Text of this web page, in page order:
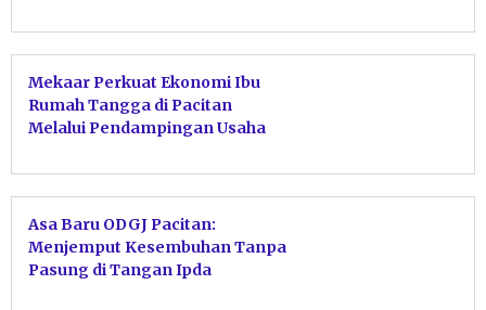
Mekaar Perkuat Ekonomi Ibu
Rumah Tangga di Pacitan
Melalui Pendampingan Usaha
Asa Baru ODGJ Pacitan:
Menjemput Kesembuhan Tanpa
Pasung di Tangan Ipda